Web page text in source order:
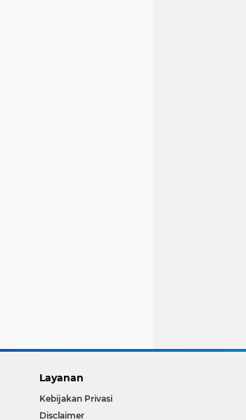
Layanan
Kebijakan Privasi
Disclaimer